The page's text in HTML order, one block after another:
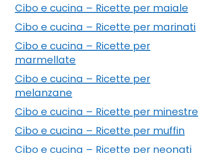
Cibo e cucina – Ricette per maiale
Cibo e cucina – Ricette per marinati
Cibo e cucina – Ricette per
marmellate
Cibo e cucina – Ricette per
melanzane
Cibo e cucina – Ricette per minestre
Cibo e cucina – Ricette per muffin
Cibo e cucina – Ricette per neonati